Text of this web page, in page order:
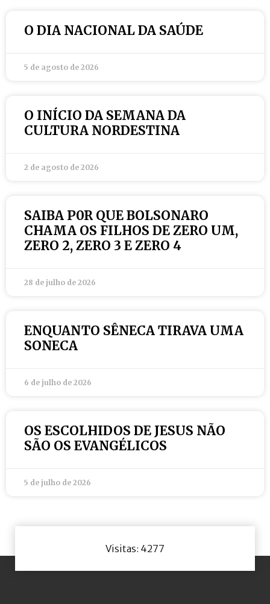
O DIA NACIONAL DA SAÚDE
5 de agosto de 2026
O INÍCIO DA SEMANA DA
CULTURA NORDESTINA
2 de agosto de 2026
SAIBA P0R QUE BOLSONARO
CHAMA OS FILHOS DE ZERO UM,
ZERO 2, ZERO 3 E ZERO 4
28 de julho de 2026
ENQUANTO SÊNECA TIRAVA UMA
SONECA
6 de julho de 2026
OS ESCOLHIDOS DE JESUS NÃO
SÃO OS EVANGÉLICOS
5 de julho de 2026
Visitas: 4277